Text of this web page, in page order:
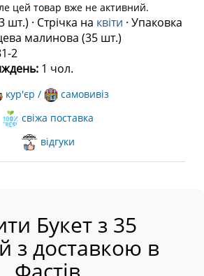
цей товар вже не активний.
шт.) · Стрічка на квіти · Упаковка
малинова (35 шт.)
2
1 чол.
кур'єр /
самовивіз
свіжа поставка
відгуки
Букет з 35
з доставкою в